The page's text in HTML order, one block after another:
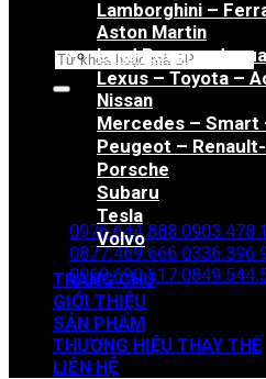
Tìm
Hotline đặt hàng
0976.644.888
0877.469.666
0969.690.617
Zalo đặt hàng
Lamborghini –
Aston Martin
Land Rover –
Lexus – Toyota –
Nissan
Mercedes – Smart
Peugeot –
Porsche
Subaru
Tesla
Volvo
TRANG CHỦ
GIỚI THIỆU
SẢN PHẨM
THƯƠNG HIỆU THAY THẾ
LIÊN HỆ